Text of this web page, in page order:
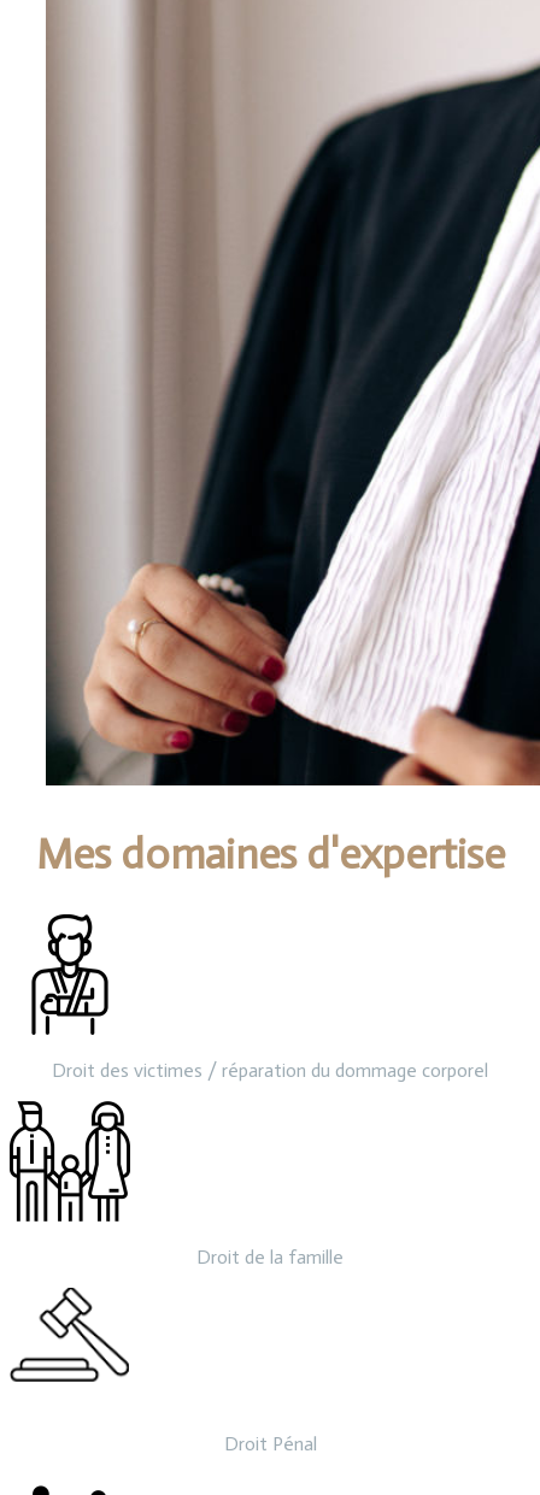
Mes domaines d'expertise
Droit des victimes / réparation du dommage corporel
Droit de la famille
Droit Pénal